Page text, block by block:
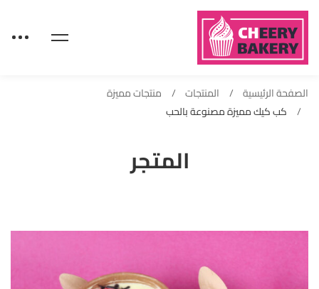
المتجر
الصفحة الرئيسية المنتجات
منتجات مميزة
كب كيك مميزة مصنوعة بالحب